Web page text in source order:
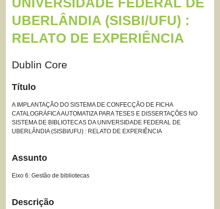
UNIVERSIDADE FEDERAL DE
UBERLÂNDIA (SISBI/UFU) :
RELATO DE EXPERIÊNCIA
Dublin Core
Título
A IMPLANTAÇÃO DO SISTEMA DE CONFECÇÃO DE FICHA
CATALOGRÁFICA AUTOMATIZA PARA TESES E DISSERTAÇÕES NO
SISTEMA DE BIBLIOTECAS DA UNIVERSIDADE FEDERAL DE
UBERLÂNDIA (SISBI/UFU) : RELATO DE EXPERIÊNCIA
Assunto
Eixo 6: Gestão de bibliotecas
Descrição